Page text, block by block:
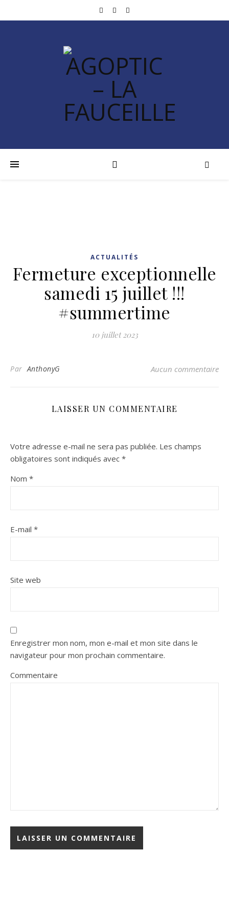
ACTUALITÉS
Fermeture exceptionnelle
samedi 15 juillet !!!
#summertime
10 juillet 2023
ParAnthonyG Aucun commentaire
LAISSER UN COMMENTAIRE
Votre adresse e-mail ne sera pas publiée. Les champs
obligatoires sont indiqués avec *
Nom *
E-mail *
Site web
Enregistrer mon nom, mon e-mail et mon site dans le
navigateur pour mon prochain commentaire.
Commentaire